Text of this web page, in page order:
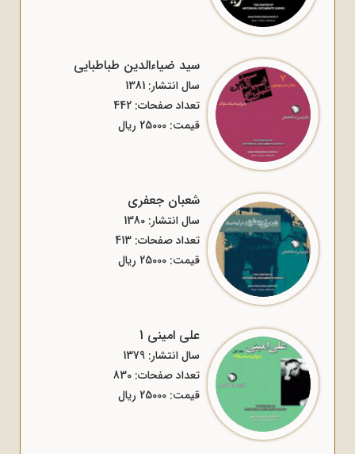
سید ضیاءالدین طباطبایی
سال انتشار: 1381
تعداد صفحات: 442
قیمت: 25000 ریال
شعبان جعفری
سال انتشار: 1380
تعداد صفحات: 413
قیمت: 25000 ریال
علی امینی 1
سال انتشار: 1379
تعداد صفحات: 830
قیمت: 25000 ریال